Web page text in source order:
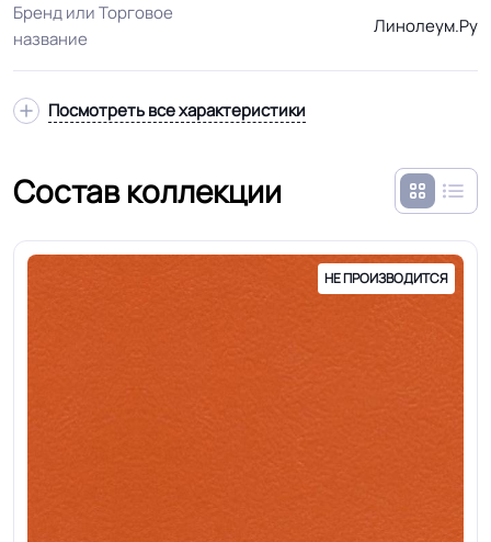
Бренд или Торговое
название
Линолеум.Ру
Посмотреть все характеристики
Состав коллекции
НЕ ПРОИЗВОДИТСЯ